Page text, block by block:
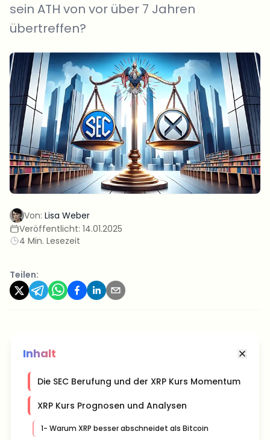
sein ATH von vor über 7 Jahren
übertreffen?
Von: Lisa Weber
Veröffentlicht: 14.01.2025
4 Min. Lesezeit
Teilen:
Inhalt
Die SEC Berufung und der XRP Kurs Momentum
XRP Kurs Prognosen und Analysen
1- Warum XRP besser abschneidet als Bitcoin